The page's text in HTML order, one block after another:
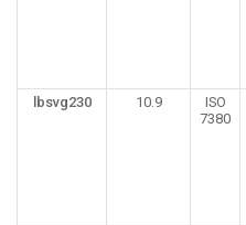
lbsvg230 10.9
ISO
7380